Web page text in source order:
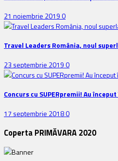
21 noiembrie 20190
Travel Leaders România, noul
23 septembrie 20190
Concurs cu SUPERpremii! Au
17 septembrie 20180
Coperta PRIMĂVARA 2020